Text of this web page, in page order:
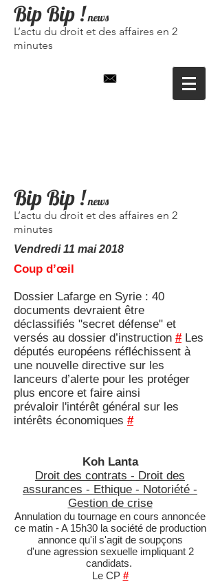
Bip Bip ! news
L’actu du droit et des affaires en 2
minutes
Bip Bip ! news
L’actu du droit et des affaires en 2
minutes
Vendredi 11 mai 2018
Coup d’œil
Dossier Lafarge en Syrie : 40
documents devraient être
déclassifiés "secret défense" et
versés au dossier d’instruction #Les
députés européens réfléchissent à
une nouvelle directive sur les
lanceurs d’alerte pour les protéger
plus encore et faire ainsi
prévaloir l'intérêt général sur les
intérêts économiques #
Koh Lanta
Droit des contrats - Droit des
assurances - Ethique - Notoriété -
Gestion de crise
Annulation du tournage en cours annoncée
ce matin - A 15h30 la société de production
annonce qu'il s'agit de soupçons
d'une agression sexuelle impliquant 2
candidats.
Le CP #